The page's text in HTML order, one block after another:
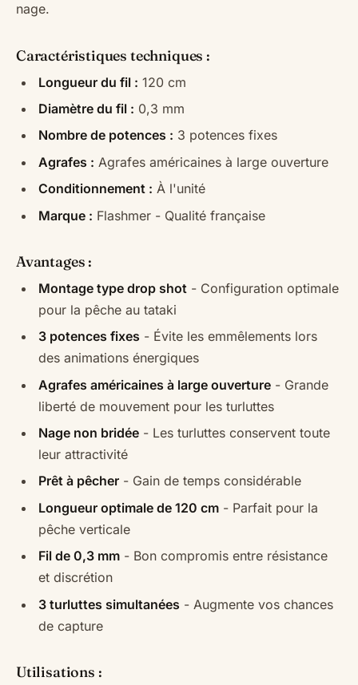
nage.
Caractéristiques techniques :
Longueur du fil : 120 cm
Diamètre du fil : 0,3 mm
Nombre de potences : 3 potences fixes
Agrafes : Agrafes américaines à large ouverture
Conditionnement : À l'unité
Marque : Flashmer - Qualité française
Avantages :
Montage type drop shot - Configuration optimale
pour la pêche au tataki
3 potences fixes - Évite les emmêlements lors
des animations énergiques
Agrafes américaines à large ouverture - Grande
liberté de mouvement pour les turluttes
Nage non bridée - Les turluttes conservent toute
leur attractivité
Prêt à pêcher - Gain de temps considérable
Longueur optimale de 120 cm - Parfait pour la
pêche verticale
Fil de 0,3 mm - Bon compromis entre résistance
et discrétion
3 turluttes simultanées - Augmente vos chances
de capture
Utilisations :